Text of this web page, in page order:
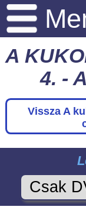
A
4. -
Vissza A